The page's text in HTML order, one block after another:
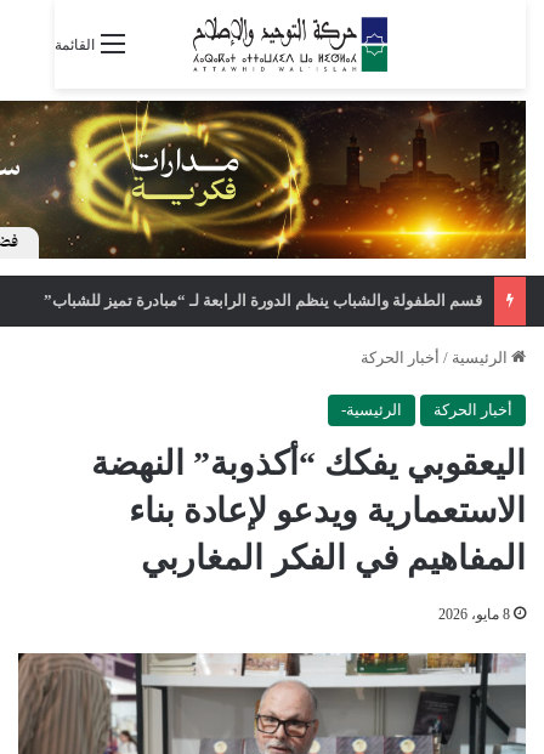
القائمة
قسم الطفولة والشباب ينظم الدورة الرابعة لـ “مبادرة تميز للشباب”
الرئيسية / أخبار الحركة
أخبار الحركة الرئيسية-
اليعقوبي يفكك “أكذوبة” النهضة
الاستعمارية ويدعو لإعادة بناء
المفاهيم في الفكر المغاربي
8 مايو، 2026